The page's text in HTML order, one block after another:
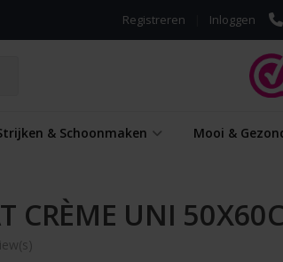
Inloggen
Registreren
& Schoonmaken Mooi &
CRÈME UNI